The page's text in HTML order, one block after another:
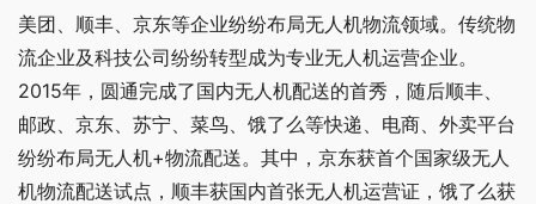
美团、顺丰、京东等企业纷纷布局无人机物流领域。传统物
流企业及科技公司纷纷转型成为专业无人机运营企业。
2015年，圆通完成了国内无人机配送的首秀，随后顺丰、
邮政、京东、苏宁、菜鸟、饿了么等快递、电商、外卖平台
纷纷布局无人机+物流配送。其中，京东获首个国家级无人
机物流配送试点，顺丰获国内首张无人机运营证，饿了么获